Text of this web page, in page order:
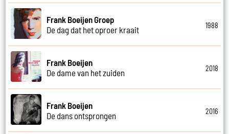
Frank Boeijen Groep
De dag dat het oproer kraait
1988
Frank Boeijen
De dame van het zuiden
2018
Frank Boeijen
De dans ontsprongen
2016